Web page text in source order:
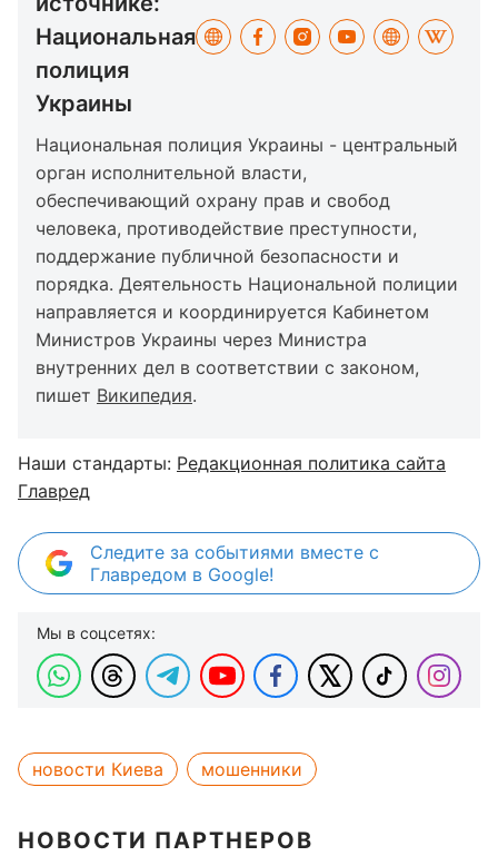
Национальная
полиция
Украины
Национальная полиция Украины - центральный
орган исполнительной власти,
обеспечивающий охрану прав и свобод
человека, противодействие преступности,
поддержание публичной безопасности и
порядка. Деятельность Национальной полиции
направляется и координируется Кабинетом
Министров Украины через Министра
внутренних дел в соответствии с законом,
пишет Википедия.
Наши стандарты: Редакционная политика сайта
Главред
Следите за событиями вместе с
Главредом в Google!
Мы в соцсетях:
новости Киева мошенники
НОВОСТИ ПАРТНЕРОВ